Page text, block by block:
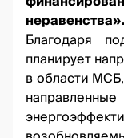
неравенства».
Благодаря
планирует
в области